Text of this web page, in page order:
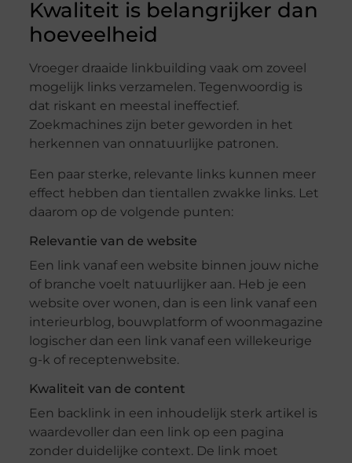
Kwaliteit is belangrijker dan
hoeveelheid
Vroeger draaide linkbuilding vaak om zoveel
mogelijk links verzamelen. Tegenwoordig is
dat riskant en meestal ineffectief.
Zoekmachines zijn beter geworden in het
herkennen van onnatuurlijke patronen.
Een paar sterke, relevante links kunnen meer
effect hebben dan tientallen zwakke links. Let
daarom op de volgende punten:
Relevantie van de website
Een link vanaf een website binnen jouw niche
of branche voelt natuurlijker aan. Heb je een
website over wonen, dan is een link vanaf een
interieurblog, bouwplatform of woonmagazine
logischer dan een link vanaf een willekeurige
g-k of receptenwebsite.
Kwaliteit van de content
Een backlink in een inhoudelijk sterk artikel is
waardevoller dan een link op een pagina
zonder duidelijke context. De link moet